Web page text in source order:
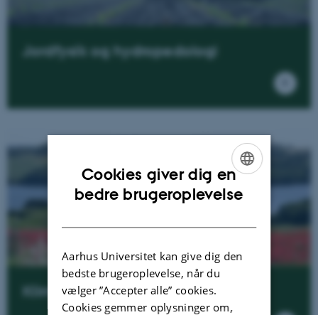
Jordfysik og hydropedologi
Klima og vand
ENGLISH
Cookies giver dig en
bedre brugeroplevelse
Aarhus Universitet kan give dig den
bedste brugeroplevelse, når du
vælger ”Accepter alle” cookies.
Cookies gemmer oplysninger om,